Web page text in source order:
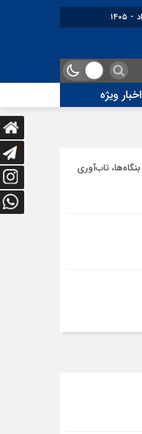
اخبار ویژهکالا و تدارکات عمومی
تاب‌آوری